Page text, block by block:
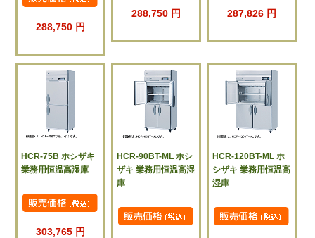
288,750 円
288,750 円 287,826 円
HCR-75B ホシザキ
業務用恒温高湿庫
303,765 円
HCR-90BT-ML ホシ
ザキ 業務用恒温高湿
庫
HCR-120BT-ML ホ
シザキ 業務用恒温高
湿庫